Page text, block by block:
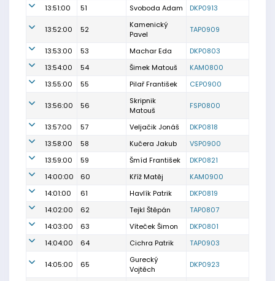
13:51:00
51 Svoboda Adam DKP0913
13:52:00 52
Kamenický
Pavel
TAP0909
13:53:00 53 Machar Eda
DKP0803
13:54:00
54 Šimek Matouš
KAM0800
13:55:00
55 Pilař František CEP0900
13:56:00 56
Skripnik
Matouš
FSP0800
13:57:00 57 Veljačik Jonáš
DKP0818
13:58:00
58 Kučera Jakub
VSP0900
13:59:00
59 Šmíd František
DKP0821
14:00:00
60 Kříž Matěj
KAM0900
14:01:00
61 Havlík Patrik
DKP0819
14:02:00
62 Tejkl Štěpán
TAP0807
14:03:00
63 Víteček Šimon
DKP0801
14:04:00
64 Cichra Patrik TAP0903
14:05:00 65
Gurecký
Vojtěch
DKP0923